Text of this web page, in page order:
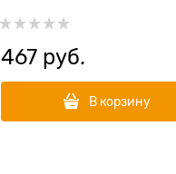
467 руб.
В корзину